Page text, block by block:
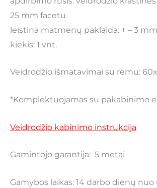
25 mm facetu
leistina matmenų paklaida: + – 3 mm
kiekis: 1 vnt.
Veidrodžio išmatavimai su rėmu:
*Komplektuojamas su pakabinimo
Veidrodžio kabinimo instrukcija
Gamintojo garantija: 5 metai
Gamybos laikas: 14 darbo dienų